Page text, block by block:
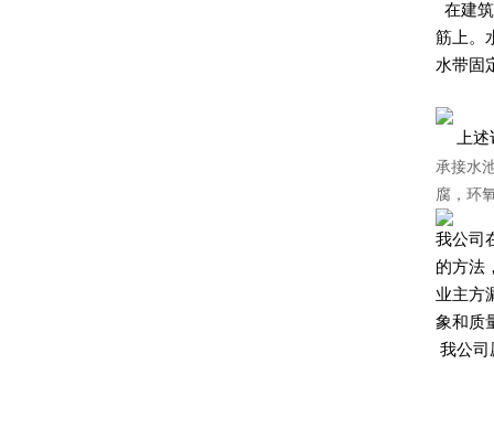
在建
筋上。
水带固
上述
承接水
腐，环
我公司
的方法
业主方
象和质
我公司